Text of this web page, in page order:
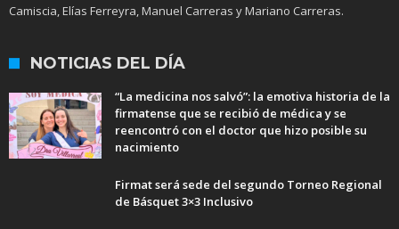
Camiscia, Elías Ferreyra, Manuel Carreras y Mariano Carreras.
NOTICIAS DEL DÍA
“La medicina nos salvó”: la emotiva historia de la
firmatense que se recibió de médica y se
reencontró con el doctor que hizo posible su
nacimiento
Firmat será sede del segundo Torneo Regional
de Básquet 3×3 Inclusivo